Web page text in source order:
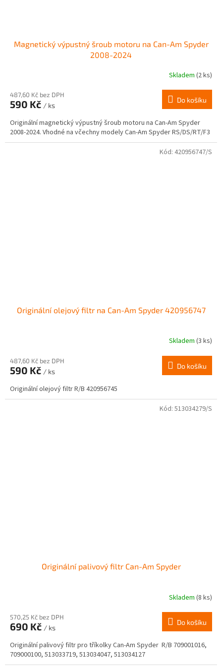
Magnetický výpustný šroub motoru na Can-Am Spyder
2008-2024
Skladem (2 ks)
487,60 Kč bez DPH
590 Kč / ks
Do košíku
Originální magnetický výpustný šroub motoru na Can-Am Spyder
2008-2024. Vhodné na včechny modely Can-Am Spyder RS/DS/RT/F3
Originální olejový filtr na Can-Am Spyder 420956747
Skladem (3 ks)
487,60 Kč bez DPH
590 Kč / ks
Do košíku
Originální olejový filtr R/B 420956745
Kód: 420956747/S
Originální palivový filtr Can-Am Spyder
Skladem (8 ks)
570,25 Kč bez DPH
690 Kč / ks
Do košíku
Originální palivový filtr pro tříkolky Can-Am Spyder R/B 709001016,
709000100, 513033719, 513034047, 513034127
Kód: 513034279/S